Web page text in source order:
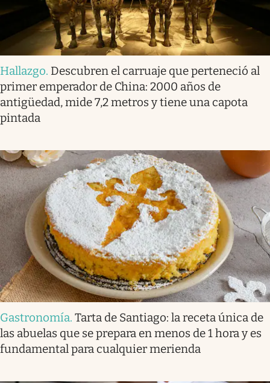
Hallazgo. Descubren el carruaje que perteneció al
primer emperador de China: 2000 años de
antigüedad, mide 7,2 metros y tiene una capota
pintada
Gastronomía. Tarta de Santiago: la receta única de
las abuelas que se prepara en menos de 1 hora y es
fundamental para cualquier merienda